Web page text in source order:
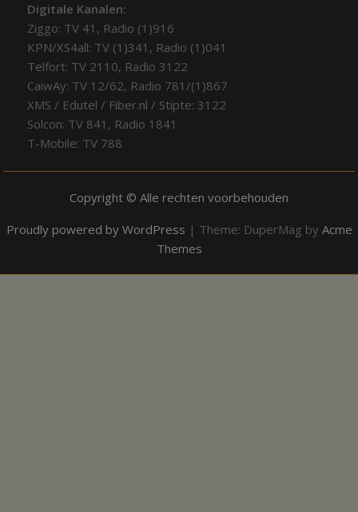
Digitale Kanalen:
Ziggo: TV 41, Radio (1)916
KPN/XS4all: TV (1)341, Radio (1)041
Telfort: TV 2110, Radio 3122
CaiwAy: TV 12/62, Radio 781/(1)867
XMS / Edutel / Fiber.nl / Stipte: 3122
Solcon: TV 841, Radio 1841
T-Mobile: TV 788
Copyright © Alle rechten voorbehouden
Proudly powered by WordPress | Theme: DuperMag by Acme
Themes